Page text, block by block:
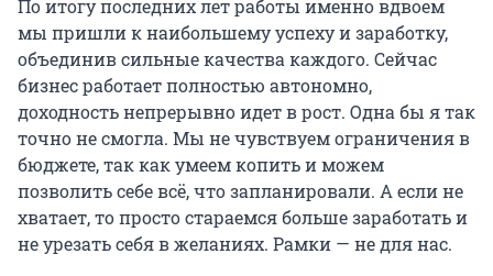
По итогу последних лет работы именно вдвоем
мы пришли к наибольшему успеху и заработку,
объединив сильные качества каждого. Сейчас
бизнес работает полностью автономно,
доходность непрерывно идет в рост. Одна бы я так
точно не смогла. Мы не чувствуем ограничения в
бюджете, так как умеем копить и можем
позволить себе всё, что запланировали. А если не
хватает, то просто стараемся больше заработать и
не урезать себя в желаниях. Рамки — не для нас.